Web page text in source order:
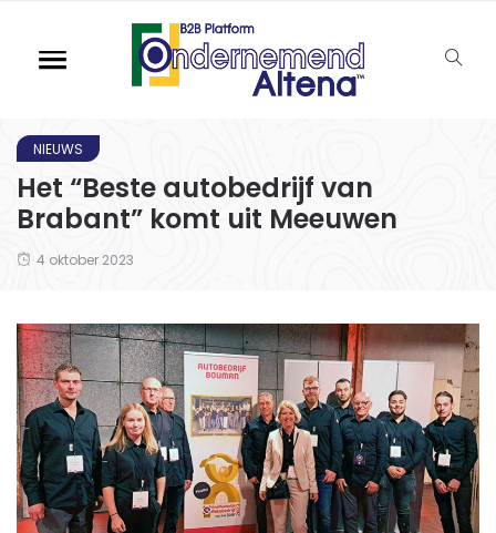
NIEUWS
Het “Beste autobedrijf van
Brabant” komt uit Meeuwen
4 oktober 2023